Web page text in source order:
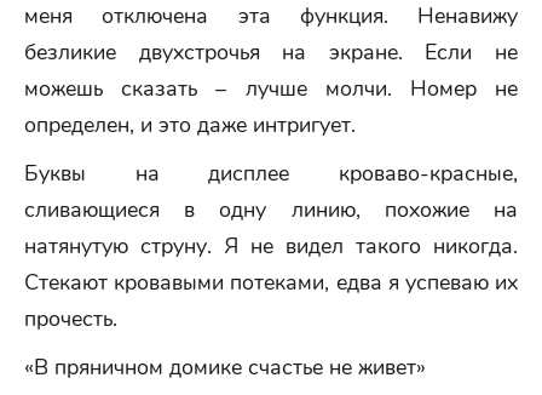
меня отключена эта функция. Ненавижу
безликие двухстрочья на экране. Если не
можешь сказать – лучше молчи. Номер не
определен, и это даже интригует.
Буквы на дисплее кроваво-красные,
сливающиеся в одну линию, похожие на
натянутую струну. Я не видел такого никогда.
Стекают кровавыми потеками, едва я успеваю их
прочесть.
«В пряничном домике счастье не живет»